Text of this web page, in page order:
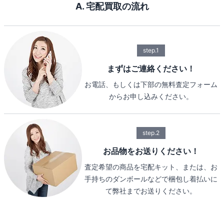
A. 宅配買取の流れ
step.1
まずはご連絡ください！
お電話、もしくは下部の無料査定フォーム
からお申し込みください。
step.2
お品物をお送りください！
査定希望の商品を宅配キット、または、お
手持ちのダンボールなどで梱包し着払いに
て弊社までお送りください。